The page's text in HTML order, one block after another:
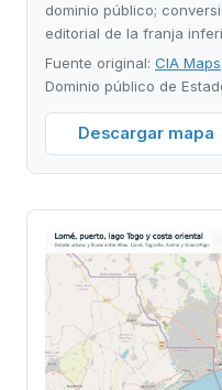
dominio público;
editorial de la franja
Fuente original: CIA
Dominio público de
Descargar mapa